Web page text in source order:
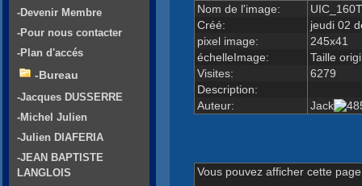
Nom de l'image:
Créé:
jeudi 02
pixel image:
245x41
échelleImage:
Taille
Visites:
6279
Description:
Auteur:
Jack
Vous pouvez afficher cette
-Devenir Membre
-Pour nous contacter
-Plan d'accés
-Bureau
-Jacques DUSSERRE
-Michel Julien
-Julien DIAFERIA
-JEAN BAPTISTE
LANGLOIS